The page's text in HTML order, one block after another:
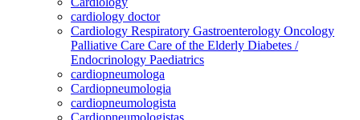
cardiology doctor
Cardiology Respiratory Gastroenterology Oncology
Palliative Care Care of the Elderly Diabetes /
Endocrinology Paediatrics
cardiopneumologa
Cardiopneumologia
cardiopneumologista
Cardiopneumologistas